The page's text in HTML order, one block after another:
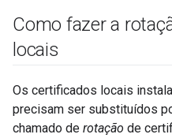
Como fazer a
locais
Os certificados locais
precisam ser substituídos
chamado de rotação de